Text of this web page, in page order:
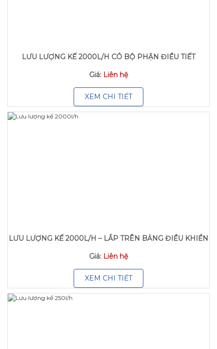
LƯU LƯỢNG KẾ 2000L/H CÓ BỘ PHẬN ĐIỀU TIẾT
Giá: Liên hệ
XEM CHI TIẾT
LƯU LƯỢNG KẾ 2000L/H – LẮP TRÊN BẢNG ĐIỀU KHIỂN
Giá: Liên hệ
XEM CHI TIẾT